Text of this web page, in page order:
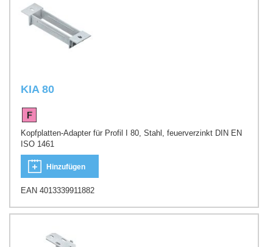
KIA 80
Kopfplatten-Adapter für Profil I 80, Stahl, feuerverzinkt DIN EN
ISO 1461
Hinzufügen
EAN 4013339911882